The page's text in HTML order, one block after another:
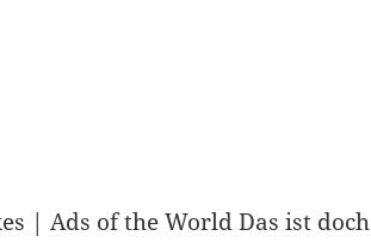
| Ads of the World Das ist doch